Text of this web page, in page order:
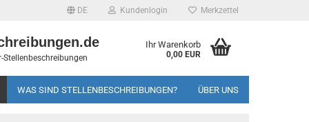
DE Kundenlogin Merkzettel
Stellenbeschreibungen
Ihr Warenkorb
0,00 EUR
WAS SIND STELLENBESCHREIBUNGEN? ÜBER UNS